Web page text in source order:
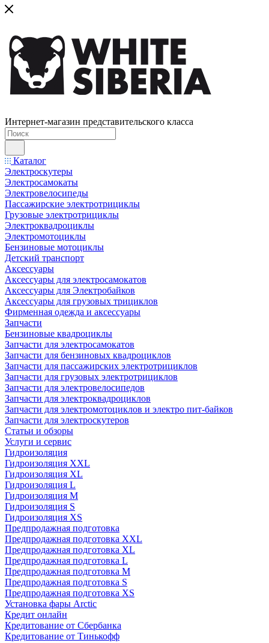
Интернет-магазин представительского класса
Каталог
Электроскутеры
Электросамокаты
Электровелосипеды
Пассажирские электротрициклы
Грузовые электротрициклы
Электроквадроциклы
Электромотоциклы
Бензиновые мотоциклы
Детский транспорт
Аксессуары
Аксессуары для электросамокатов
Аксессуары для Электробайков
Аксессуары для грузовых трициклов
Фирменная одежда и аксессуары
Запчасти
Бензиновые квадроциклы
Запчасти для электросамокатов
Запчасти для бензиновых квадроциклов
Запчасти для пассажирских электротрициклов
Запчасти для грузовых электротрициклов
Запчасти для электровелосипедов
Запчасти для электроквадроциклов
Запчасти для электромотоциклов и электро пит-байков
Запчасти для электроскутеров
Статьи и обзоры
Услуги и сервис
Гидроизоляция
Гидроизоляция XXL
Гидроизоляция XL
Гидроизоляция L
Гидроизоляция M
Гидроизоляция S
Гидроизоляция XS
Предпродажная подготовка
Предпродажная подготовка XXL
Предпродажная подготовка XL
Предпродажная подготовка L
Предпродажная подготовка M
Предпродажная подготовка S
Предпродажная подготовка XS
Установка фары Arctic
Кредит онлайн
Кредитование от Сбербанка
Кредитование от Тинькофф